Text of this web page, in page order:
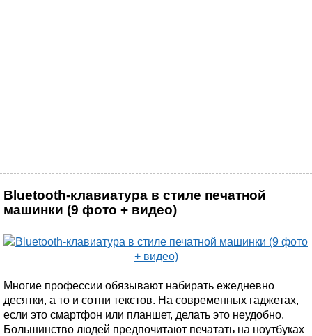
Bluetooth-клавиатура в стиле печатной
машинки (9 фото + видео)
Многие профессии обязывают набирать ежедневно
десятки, а то и сотни текстов. На современных гаджетах,
если это смартфон или планшет, делать это неудобно.
Большинство людей предпочитают печатать на ноутбуках